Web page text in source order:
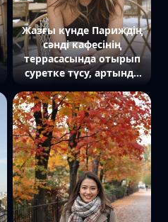
Жазғы күнде Париждің
сәнді кафесінің
террасасында отырып
суретке түсу, артында
шағын үстелдер
көрінеді. Ортаңғы
жоспардағы адам
камераға жымиып,
қолында кофе ұстап
тұр. Шашы желмен
толқынданған,
атмосфера тыныш және
шабыттандыратын.